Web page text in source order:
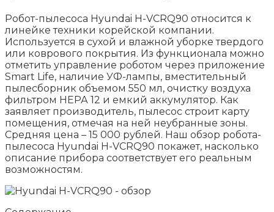
Робот-пылесоса Hyundai H-VCRQ90 относится к
линейке техники корейской компании.
Используется в сухой и влажной уборке твердого
или коврового покрытия. Из функционала можно
отметить управление роботом через приложение
Smart Life, наличие УФ-лампы, вместительный
пылесборник объемом 550 мл, очистку воздуха
фильтром НЕРА 12 и емкий аккумулятор. Как
заявляет производитель, пылесос строит карту
помещения, отмечая на ней неубранные зоны.
Средняя цена – 15 000 рублей. Наш обзор робота-
пылесоса Hyundai H-VCRQ90 покажет, насколько
описание прибора соответствует его реальным
возможностям.